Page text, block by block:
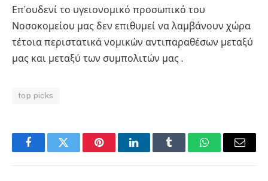
Επ’ουδενί το υγειονομικό προσωπικό του
Νοσοκομείου μας δεν επιθυμεί να λαμβάνουν χώρα
τέτοια περιστατικά νομικών αντιπαραθέσων μεταξύ
μας και μεταξύ των συμπολιτών μας .
top picks
FacebookTwitter PinterestLinkedInTumblr WhatsAppEmail